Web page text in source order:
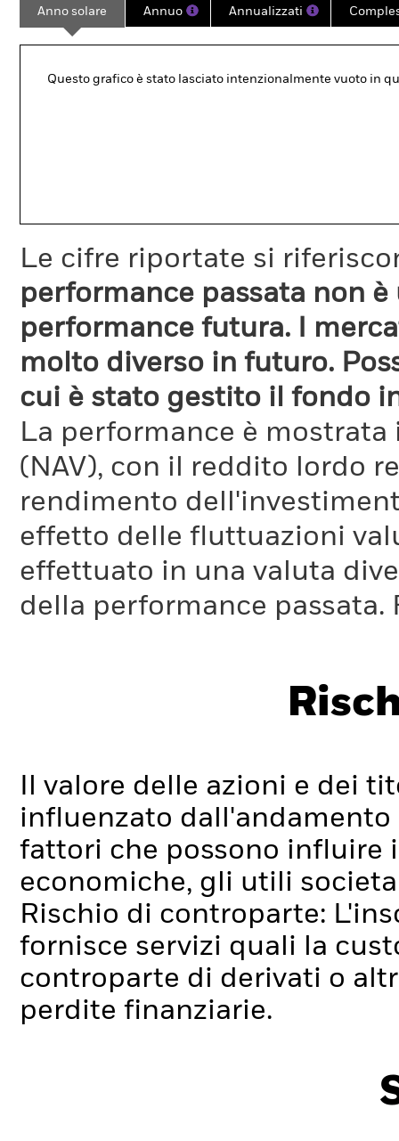
Anno solare Annuo Annualizzati
Questo grafico è stato lasciato intenzionalmente vuoto in
Le cifre riportate si
performance passata non
performance futura. I
molto diverso in futuro.
cui è stato gestito il fondo
La performance è
(NAV), con il reddito lordo
rendimento
effetto delle fluttuazioni
effettuato in una valuta
della performance passata.
Il valore delle azioni e dei
influenzato
fattori che possono influire
economiche, gli utili
Rischio di controparte:
fornisce servizi quali la
controparte di derivati o
perdite finanziarie.